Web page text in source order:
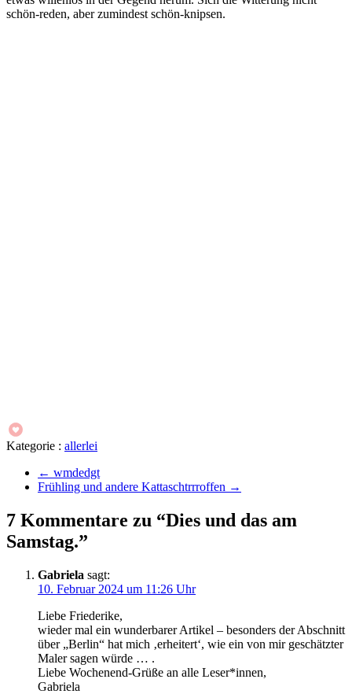
schön-reden, aber zumindest schön-knipsen.
Kategorie : allerlei
← wmdedgt
Frühling und andere Kattaschtrrroffen →
7 Kommentare zu “Dies und das am
Samstag.”
Gabriela sagt:
10. Februar 2024 um 11:26 Uhr
Liebe Friederike,
wieder mal ein wunderbarer Artikel – besonders der Abschnitt
über „Berlin“ hat mich ‚erheitert‘, wie ein von mir geschätzter
Maler sagen würde … .
Liebe Wochenend-Grüße an alle Leser*innen,
Gabriela